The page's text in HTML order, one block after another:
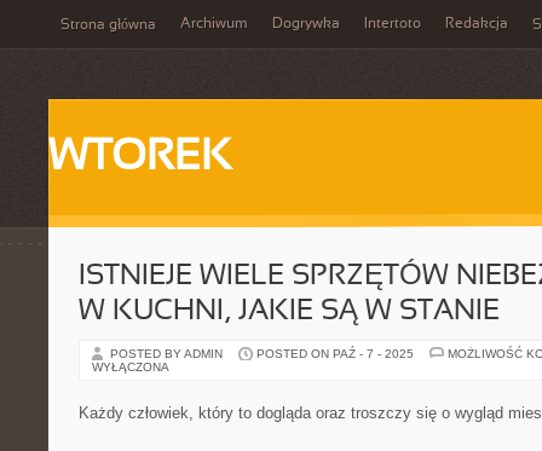
Strona główna Archiwum Dogrywka Intertoto Redakcja
WTOREK
ISTNIEJE WIELE SPRZĘTÓW
W KUCHNI, JAKIE SĄ W STANIE
POSTED BY ADMIN POSTED ON PAŹ - 7 - 2025
MOŻLIWOŚĆ
WYŁĄCZONA
Każdy człowiek, który to dogląda oraz troszczy się o wygląd